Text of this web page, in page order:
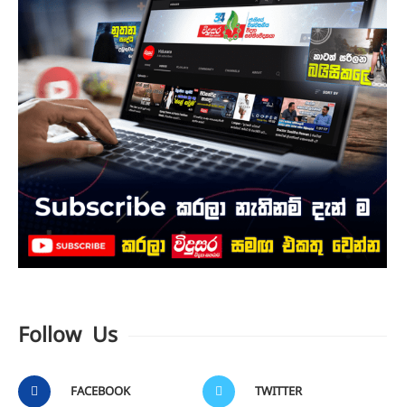
Follow Us
FACEBOOK TWITTER